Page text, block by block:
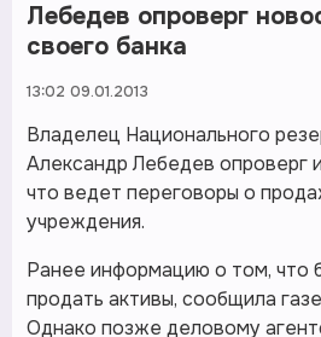
Лебедев опроверг
своего банка
13:02 09.01.2013
Владелец Национального
Александр Лебедев опроверг
что ведет переговоры о
учреждения.
Ранее информацию о том, что
продать активы, сообщила
Однако позже деловому